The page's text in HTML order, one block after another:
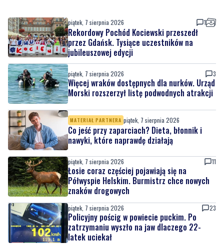
piątek, 7 sierpnia 2026 1
Rekordowy Pochód Kociewski przeszedł
przez Gdańsk. Tysiące uczestników na
jubileuszowej edycji
piątek, 7 sierpnia 2026 3
Więcej wraków dostępnych dla nurków. Urząd
Morski rozszerzył listę podwodnych atrakcji
MATERIAŁ PARTNERA piątek, 7 sierpnia 2026
Co jeść przy zaparciach? Dieta, błonnik i
nawyki, które naprawdę działają
piątek, 7 sierpnia 2026 11
Łosie coraz częściej pojawiają się na
Półwyspie Helskim. Burmistrz chce nowych
znaków drogowych
piątek, 7 sierpnia 2026 23
Policyjny pościg w powiecie puckim. Po
zatrzymaniu wyszło na jaw dlaczego 22-
latek uciekał